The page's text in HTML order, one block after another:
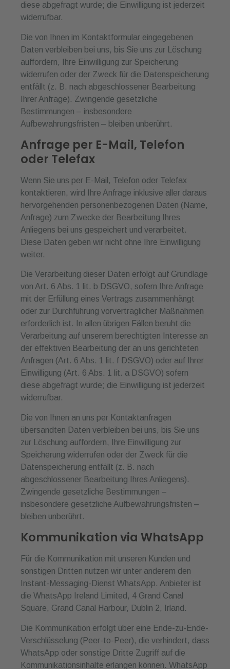
diese abgefragt wurde; die Einwilligung ist jederzeit
widerrufbar.
Die von Ihnen im Kontaktformular eingegebenen
Daten verbleiben bei uns, bis Sie uns zur Löschung
auffordern, Ihre Einwilligung zur Speicherung
widerrufen oder der Zweck für die Datenspeicherung
entfällt (z. B. nach abgeschlossener Bearbeitung
Ihrer Anfrage). Zwingende gesetzliche
Bestimmungen – insbesondere
Aufbewahrungsfristen – bleiben unberührt.
Anfrage per E-Mail, Telefon
oder Telefax
Wenn Sie uns per E-Mail, Telefon oder Telefax
kontaktieren, wird Ihre Anfrage inklusive aller daraus
hervorgehenden personenbezogenen Daten (Name,
Anfrage) zum Zwecke der Bearbeitung Ihres
Anliegens bei uns gespeichert und verarbeitet.
Diese Daten geben wir nicht ohne Ihre Einwilligung
weiter.
Die Verarbeitung dieser Daten erfolgt auf Grundlage
von Art. 6 Abs. 1 lit. b DSGVO, sofern Ihre Anfrage
mit der Erfüllung eines Vertrags zusammenhängt
oder zur Durchführung vorvertraglicher Maßnahmen
erforderlich ist. In allen übrigen Fällen beruht die
Verarbeitung auf unserem berechtigten Interesse an
der effektiven Bearbeitung der an uns gerichteten
Anfragen (Art. 6 Abs. 1 lit. f DSGVO) oder auf Ihrer
Einwilligung (Art. 6 Abs. 1 lit. a DSGVO) sofern
diese abgefragt wurde; die Einwilligung ist jederzeit
widerrufbar.
Die von Ihnen an uns per Kontaktanfragen
übersandten Daten verbleiben bei uns, bis Sie uns
zur Löschung auffordern, Ihre Einwilligung zur
Speicherung widerrufen oder der Zweck für die
Datenspeicherung entfällt (z. B. nach
abgeschlossener Bearbeitung Ihres Anliegens).
Zwingende gesetzliche Bestimmungen –
insbesondere gesetzliche Aufbewahrungsfristen –
bleiben unberührt.
Kommunikation via WhatsApp
Für die Kommunikation mit unseren Kunden und
sonstigen Dritten nutzen wir unter anderem den
Instant-Messaging-Dienst WhatsApp. Anbieter ist
die WhatsApp Ireland Limited, 4 Grand Canal
Square, Grand Canal Harbour, Dublin 2, Irland.
Die Kommunikation erfolgt über eine Ende-zu-Ende-
Verschlüsselung (Peer-to-Peer), die verhindert, dass
WhatsApp oder sonstige Dritte Zugriff auf die
Kommunikationsinhalte erlangen können. WhatsApp